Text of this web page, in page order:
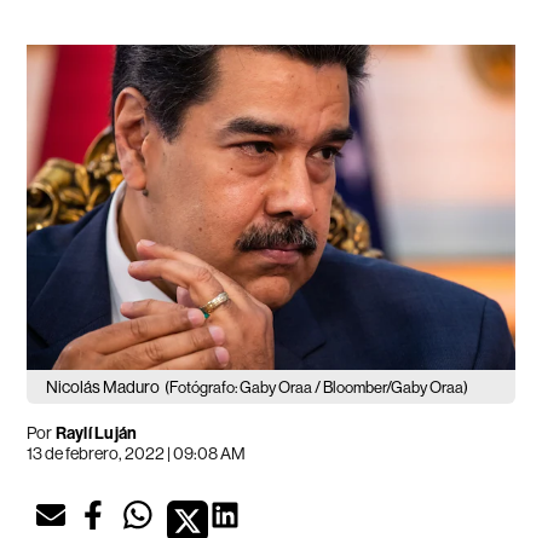
Nicolás Maduro (Fotógrafo: Gaby Oraa / Bloomber/Gaby Oraa)
PorRaylí Luján
13 de febrero, 2022 | 09:08 AM